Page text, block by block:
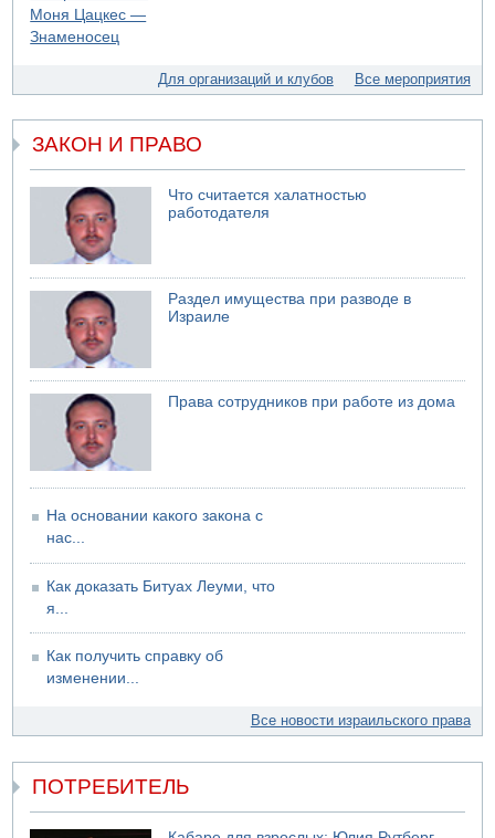
05.08.2026 06:42
В Дубае поднимается дым над портом
05.08.2026 06:41
Еще один меморандум для Ирана
Для организаций и клубов Все мероприятия
ЗАКОН И ПРАВО
Что считается халатностью
работодателя
Раздел имущества при разводе в
Израиле
Права сотрудников при работе из дома
На основании какого закона с
нас...
Как доказать Битуах Леуми, что
я...
Как получить справку об
изменении...
Все новости израильского права
ПОТРЕБИТЕЛЬ